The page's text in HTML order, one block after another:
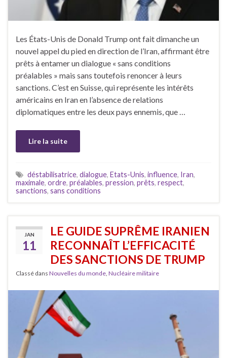
Les États-Unis de Donald Trump ont fait dimanche un
nouvel appel du pied en direction de l’Iran, affirmant être
prêts à entamer un dialogue « sans conditions
préalables » mais sans toutefois renoncer à leurs
sanctions. C’est en Suisse, qui représente les intérêts
américains en Iran en l’absence de relations
diplomatiques entre les deux pays ennemis, que …
Lire la suite
déstabilisatrice, dialogue, Etats-Unis, influence, Iran,
maximale, ordre, préalables, pression, prêts, respect,
sanctions, sans conditions
JAN
11
LE GUIDE SUPRÊME IRANIEN
RECONNAÎT L’EFFICACITÉ
DES SANCTIONS DE TRUMP
Classé dans Nouvelles du monde Nucléaire militaire